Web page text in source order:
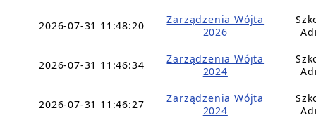
2026-07-31 11:48:20
Zarządzenia Wójta
2026
2026-07-31 11:46:34
Zarządzenia Wójta
2024
2026-07-31 11:46:27
Zarządzenia Wójta
2024